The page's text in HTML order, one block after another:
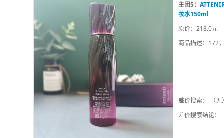
主团5：
妆水150ml
原价：218.0元
商品描述：172
差价搜索： （无
差价搜索结论：